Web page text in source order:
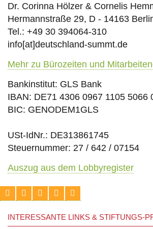
Dr. Corinna Hölzer & Cornelis
Hermannstraße 29, D - 14163
Tel.: +49 30 394064-310
info[at]deutschland-summt.de
Mehr zu Bürozeiten und
Bankinstitut: GLS Bank
IBAN: DE71 4306 0967 1105 5066
BIC: GENODEM1GLS
USt-IdNr.: DE313861745
Steuernummer: 27 / 642 / 07154
Auszug aus dem Lobbyregister
INTERESSANTE LINKS & STIFTUNGS-